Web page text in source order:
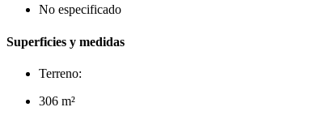
No especificado
Superficies y medidas
Terreno:
306 m²